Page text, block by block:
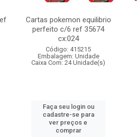
Cartas pokemon equilibrio
perfeito c/6 ref 35674
cx:024
Código: 415215
Embalagem: Unidade
Caixa Com: 24 Unidade(s)
Faça seu login ou
cadastre-se para
ver preços e
comprar